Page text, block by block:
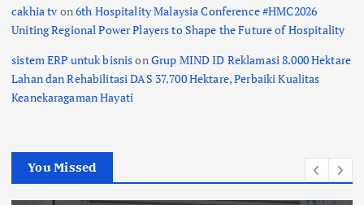
cakhia tv on6th Hospitality Malaysia Conference #HMC2026
Uniting Regional Power Players to Shape the Future of Hospitality
sistem ERP untuk bisnisonGrup MIND ID Reklamasi 8.000 Hektare
Lahan dan Rehabilitasi DAS 37.700 Hektare, Perbaiki Kualitas
Keanekaragaman Hayati
You Missed